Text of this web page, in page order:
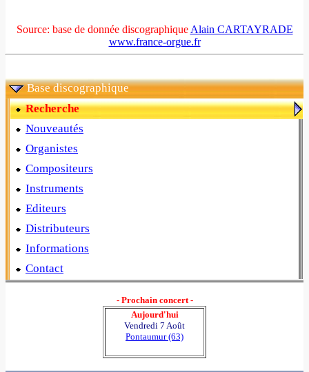
Source: base de donnée discographique Alain CARTAYRADE
www.france-orgue.fr
Base discographique
Recherche
Nouveautés
Organistes
Compositeurs
Instruments
Editeurs
Distributeurs
Informations
Contact
- Prochain concert -
Aujourd'hui
Vendredi 7 Août
Pontaumur (63)